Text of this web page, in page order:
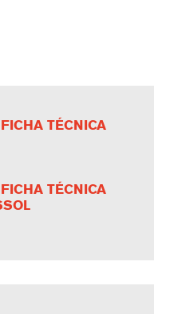
TÉCNICA
TÉCNICA